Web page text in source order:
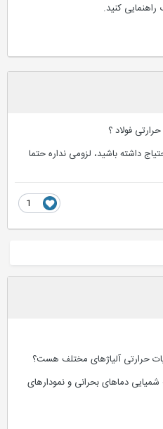
کنید.
فولاد ؟
داشته باشید، لزومی نداره حتما
حرارتی آلیاژهای مختلف هست؟
دماهای بحرانی و نمودارهای